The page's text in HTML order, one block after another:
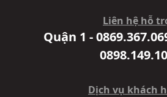
Liên hệ hỗ
Quận 1 -
Dịch vụ khách